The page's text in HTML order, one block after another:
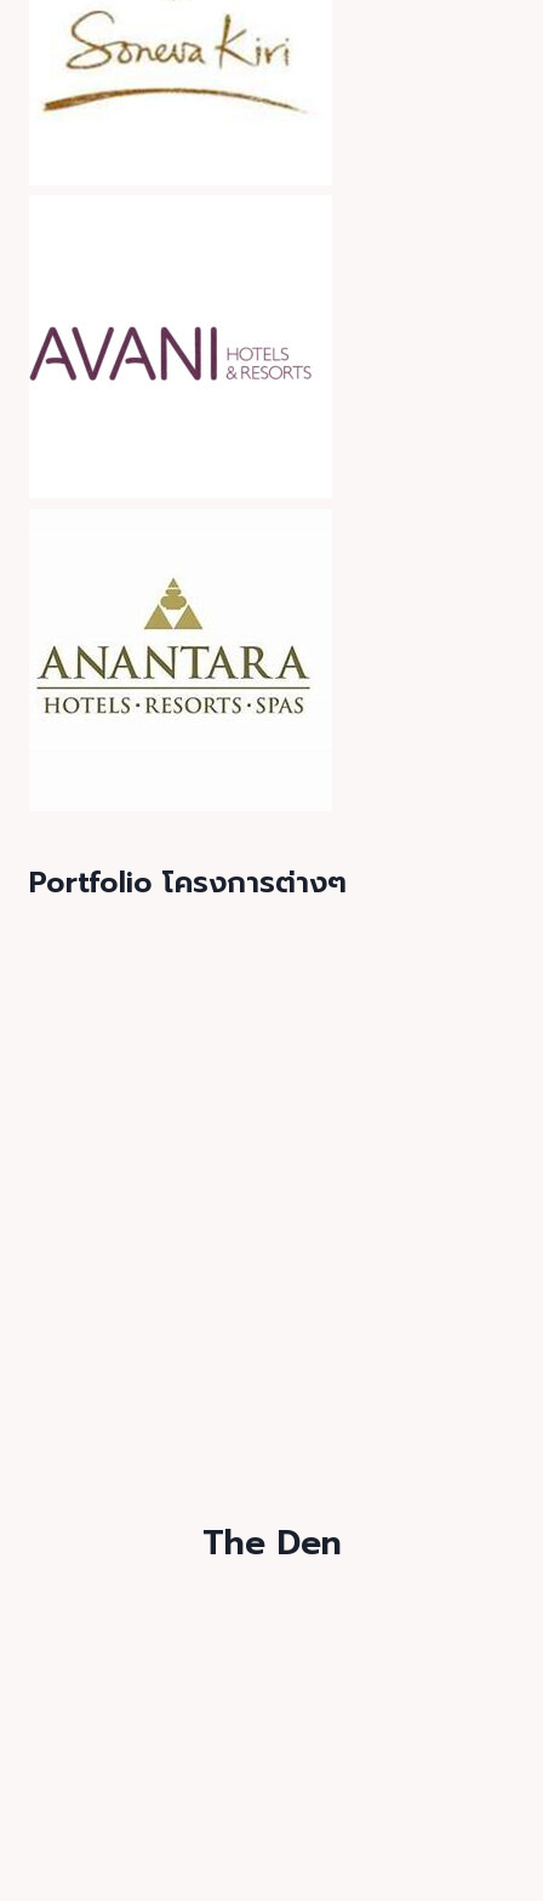
Portfolio โครงการต่างๆ
The Den